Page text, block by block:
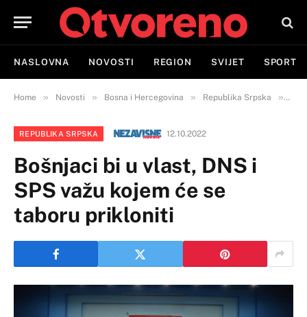
NASLOVNA NOVOSTI REGION SVIJET SPORT
Home » Novosti » Bosna i Hercegovina » Republika Srpska »
REPUBLIKA SRPSKA 12.10.2022
Bošnjaci bi u vlast, DNS i
SPS važu kojem će se
taboru prikloniti